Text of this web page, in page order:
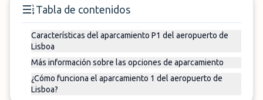
Tabla de contenidos
Características del aparcamiento P1 del aeropuerto de
Lisboa
Más información sobre las opciones de aparcamiento
¿Cómo funciona el aparcamiento 1 del aeropuerto de
Lisboa?